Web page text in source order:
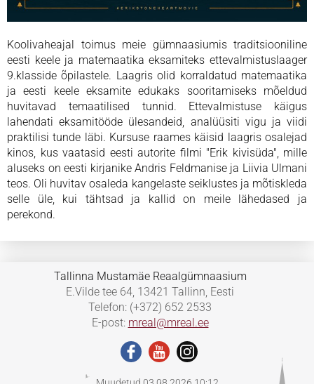
Koolivaheajal toimus meie gümnaasiumis traditsiooniline
eesti keele ja matemaatika eksamiteks ettevalmistuslaager
9.klasside õpilastele. Laagris olid korraldatud matemaatika
ja eesti keele eksamite edukaks sooritamiseks mõeldud
huvitavad temaatilised tunnid. Ettevalmistuse käigus
lahendati eksamitööde ülesandeid, analüüsiti vigu ja viidi
praktilisi tunde läbi. Kursuse raames käisid laagris osalejad
kinos, kus vaatasid eesti autorite filmi "Erik kivisüda", mille
aluseks on eesti kirjanike Andris Feldmanise ja Liivia Ulmani
teos. Oli huvitav osaleda kangelaste seiklustes ja mõtiskleda
selle üle, kui tähtsad ja kallid on meile lähedased ja
perekond.
Tallinna Mustamäe Reaalgümnaasium
E.Vilde tee 64, 13421 Tallinn, Eesti
Telefon: (+372) 652 2533
E-post: mreal@mreal.ee